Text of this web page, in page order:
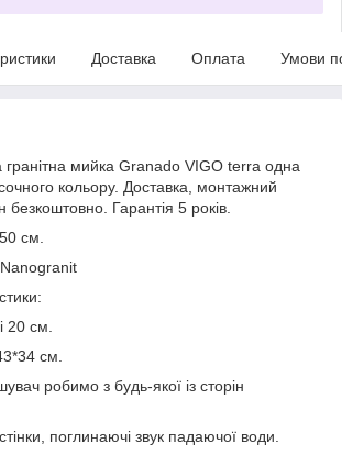
Доставка Оплата Умови
мийка Granado VIGO terra одна
кольору. Доставка, монтажний
Гарантія 5 років.
см.
20 см.
см.
робимо з будь-якої із сторін
поглинаючі звук падаючої води.